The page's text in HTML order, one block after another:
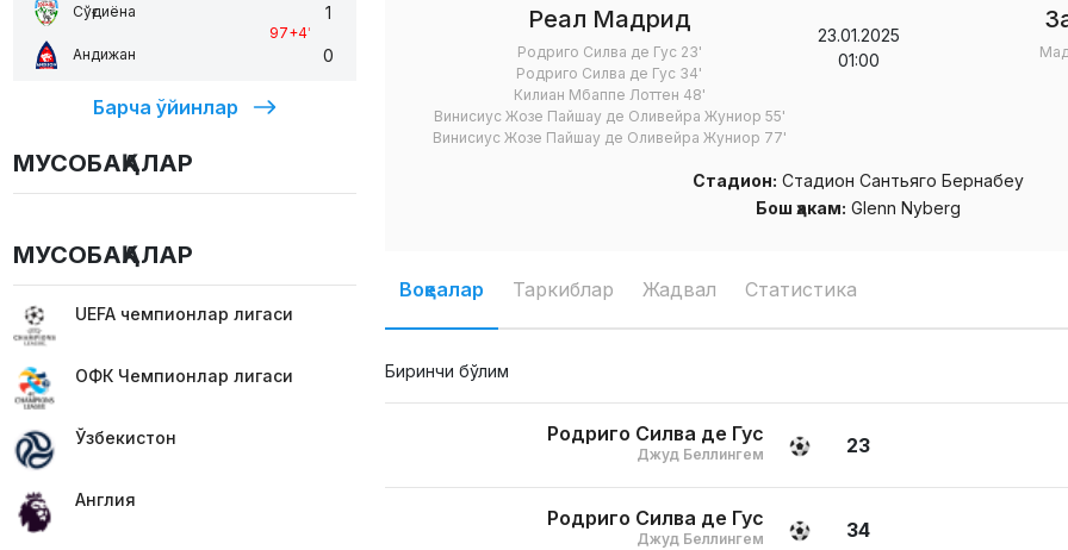
Сўғдиёна
Андижан
97+4'
1
0
Барча ўйинлар
МУСОБАҚАЛАР
МУСОБАҚАЛАР
UEFA чемпионлар лигаси
ОФК Чемпионлар лигаси
Ўзбекистон
Англия
Реал Мадрид
Родриго Силва де Гус 23'
Родриго Силва де Гус 34'
Килиан Мбаппе Лоттен 48'
Винисиус Жозе Пайшау де Оливейра Жуниор 55'
Винисиус Жозе Пайшау де Оливейра Жуниор 77'
23.01.2025
01:00
Стадион: Стадион Сантьяго Бернабеу
Бош ҳакам: Glenn Nyberg
Воқеалар Таркиблар Жадвал Статистика
Биринчи бўлим
23
Родриго Силва де Гус
Джуд Беллингем
34
Родриго Силва де Гус
Джуд Беллингем